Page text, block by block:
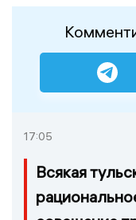
17:05
Всякая